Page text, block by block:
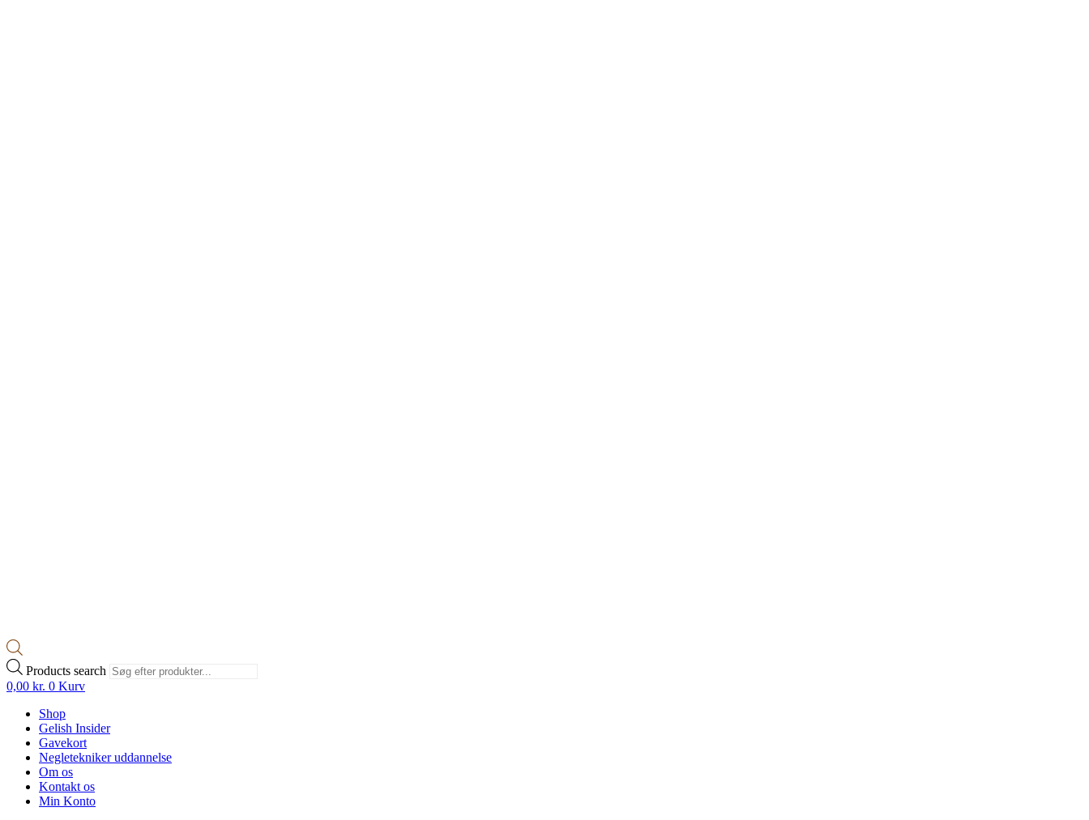
Products search
0,00 kr. 0 Kurv
Shop
Gelish Insider
Gavekort
Negletekniker uddannelse
Om os
Kontakt os
Min Konto